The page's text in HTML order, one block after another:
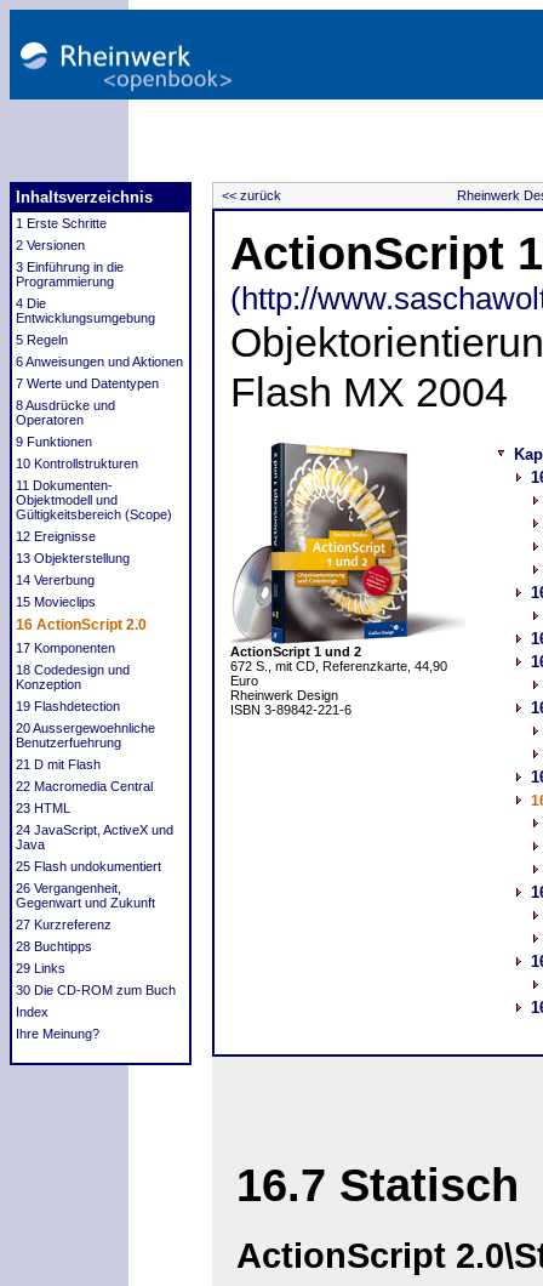
Inhaltsverzeichnis
1 Erste Schritte
2 Versionen
3 Einführung in die
Programmierung
4 Die
Entwicklungsumgebung
5 Regeln
6 Anweisungen und Aktionen
7 Werte und Datentypen
8 Ausdrücke und
Operatoren
9 Funktionen
10 Kontrollstrukturen
11 Dokumenten-
Objektmodell und
Gültigkeitsbereich (Scope)
12 Ereignisse
13 Objekterstellung
14 Vererbung
15 Movieclips
16 ActionScript 2.0
17 Komponenten
18 Codedesign und
Konzeption
19 Flashdetection
20 Aussergewoehnliche
Benutzerfuehrung
21 D mit Flash
22 Macromedia Central
23 HTML
24 JavaScript, ActiveX und
Java
25 Flash undokumentiert
26 Vergangenheit,
Gegenwart und Zukunft
27 Kurzreferenz
28 Buchtipps
29 Links
30 Die CD-ROM zum Buch
Index
Ihre Meinung?
<< zurück Rheinwerk
ActionScript
(http://
Flash MX 2004
ActionScript 1 und 2
672 S., mit CD, Referenzkarte, 44,90
Euro
Rheinwerk Design
ISBN 3-89842-221-6
16.7 Statisch
ActionScript